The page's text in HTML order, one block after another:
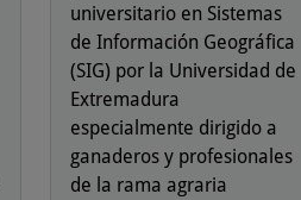
universitario en Sistemas
de Información Geográfica
(SIG) por la Universidad de
Extremadura
especialmente dirigido a
ganaderos y profesionales
de la rama agraria